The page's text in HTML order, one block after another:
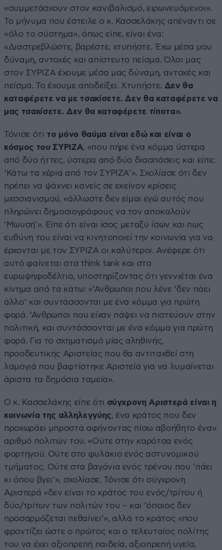
«συμμετάσχουν στον κανιβαλισμό, ειρωνευόμενοι».
Το μήνυμα που έστειλε ο κ. Κασσελάκης απέναντι σε
«όλο το σύστημα», όπως είπε, είναι ένα:
«Διαστρεβλώστε, βαρέστε, χτυπήστε. Έχω μέσα μου
δύναμη, αντοχές και απίστευτο πείσμα. Όλοι μας
στον ΣΥΡΙΖΑ έχουμε μέσα μας δύναμη, αντοχές και
πείσμα. Το έχουμε αποδείξει. Χτυπήστε. Δεν θα
καταφέρετε να με τσακίσετε. Δεν θα καταφέρετε να
μας τσακίσετε. Δεν θα καταφέρετε τίποτα».
Τόνισε ότι το μόνο θαύμα είναι εδώ και είναι ο
κόσμος του ΣΥΡΙΖΑ, «που πήρε ένα κόμμα ύστερα
από δύο ήττες, ύστερα από δύο διασπάσεις και είπε:
‘Κάτω τα χέρια από τον ΣΥΡΙΖΑ’». Σχολίασε ότι δεν
πρέπει να ψάχνει κανείς σε εκείνον κρίσεις
μεσσιανισμού, «άλλωστε δεν είμαι εγώ αυτός που
πληρώνει δημοσιογράφους να τον αποκαλούν
‘Μωυσή’». Είπε ότι είναι ίσος μεταξύ ίσων και πως
ευθύνη του είναι να κινητοποιεί την κοινωνία για να
έρχονται με τον ΣΥΡΙΖΑ οι καλύτεροι. Ανέφερε ότι
αυτό φαίνεται στα think tank και στο
ευρωψηφοδέλτιο, υποστηρίζοντας ότι γεννιέται ένα
κίνημα από τα κάτω: «’Ανθρωποι που λένε ‘δεν πάει
άλλο’ και συντάσσονται με ένα κόμμα για πρώτη
φορά. ‘Ανθρωποι που είχαν πάψει να πιστεύουν στην
πολιτική, και συντάσσονται με ένα κόμμα για πρώτη
φορά. Για το σχηματισμό μίας αληθινής,
προοδευτικής Αριστείας που θα αντιταχθεί στη
λαμογιά που βαφτίστηκε Αριστεία για να λυμαίνεται
άριστα τα δημόσια ταμεία».
Ο κ. Κασσελάκης είπε ότι σύγχρονη Αριστερά είναι η
κοινωνία της αλληλεγγύης, ένα κράτος που δεν
προχωράει μπροστά αφήνοντας πίσω αβοήθητο έναν
αριθμό πολιτών του. «Ούτε στην καρότσα ενός
φορτηγού. Ούτε στο φυλάκιο ενός αστυνομικού
τμήματος. Ούτε στα βαγόνια ενός τρένου που ‘πάει
κι όπου βγει’», σχολίασε. Τόνισε ότι σύγχρονη
Αριστερά «δεν είναι το κράτος του ενός/τρίτου ή
δύο/τρίτων των πολιτών του – και ‘όποιος δεν
προσαρμόζεται πεθαίνει’», αλλά το κράτος «που
φροντίζει ώστε ο πρώτος και ο τελευταίος πολίτης
του να έχει αξιοπρεπή παιδεία, αξιοπρεπή υγεία,